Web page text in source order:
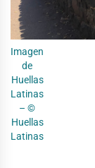
Imagen
de
Huellas
Latinas
– ©
Huellas
Latinas